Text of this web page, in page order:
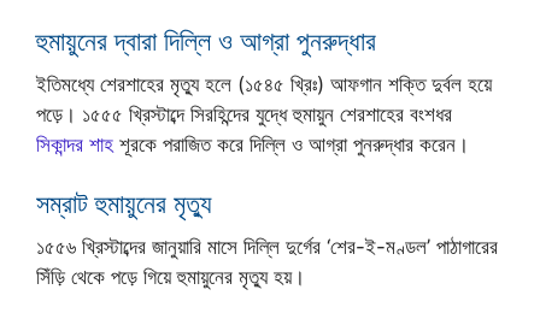
হুমায়ুনের দ্বারা দিল্লি ও আগ্রা পুনরুদ্ধার
ইতিমধ্যে শেরশাহের মৃত্যু হলে (১৫৪৫ খ্রিঃ) আফগান শক্তি দুর্বল হয়ে
পড়ে। ১৫৫৫ খ্রিস্টাব্দে সিরহিন্দের যুদ্ধে হুমায়ুন শেরশাহের বংশধর
সিকান্দর শাহ শূরকে পরাজিত করে দিল্লি ও আগ্রা পুনরুদ্ধার করেন।
সম্রাট হুমায়ুনের মৃত্যু
১৫৫৬ খ্রিস্টাব্দের জানুয়ারি মাসে দিল্লি দুর্গের ‘শের-ই-মণ্ডল’ পাঠাগারের
সিঁড়ি থেকে পড়ে গিয়ে হুমায়ুনের মৃত্যু হয়।